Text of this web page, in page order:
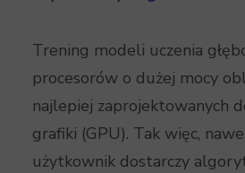
Trening modeli uczenia
procesorów o dużej mocy
najlepiej zaprojektowanych
grafiki (GPU). Tak więc,
użytkownik dostarczy